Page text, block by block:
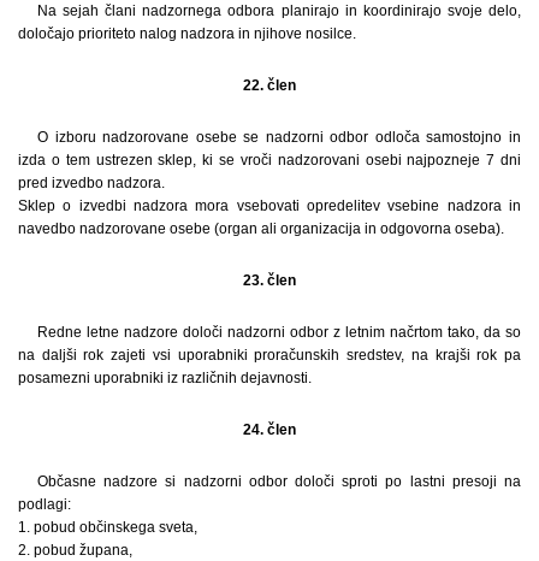
Na sejah člani nadzornega odbora planirajo in koordinirajo svoje delo,
določajo prioriteto nalog nadzora in njihove nosilce.
22. člen
O izboru nadzorovane osebe se nadzorni odbor odloča samostojno in
izda o tem ustrezen sklep, ki se vroči nadzorovani osebi najpozneje 7 dni
pred izvedbo nadzora.
Sklep o izvedbi nadzora mora vsebovati opredelitev vsebine nadzora in
navedbo nadzorovane osebe (organ ali organizacija in odgovorna oseba).
23. člen
Redne letne nadzore določi nadzorni odbor z letnim načrtom tako, da so
na daljši rok zajeti vsi uporabniki proračunskih sredstev, na krajši rok pa
posamezni uporabniki iz različnih dejavnosti.
24. člen
Občasne nadzore si nadzorni odbor določi sproti po lastni presoji na
podlagi:
1. pobud občinskega sveta,
2. pobud župana,